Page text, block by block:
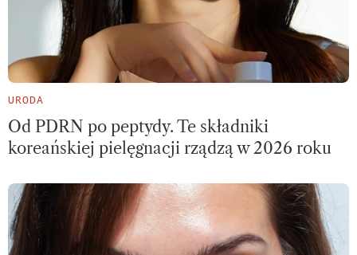
URODA
Od PDRN po peptydy. Te składniki
koreańskiej pielęgnacji rządzą w 2026 roku